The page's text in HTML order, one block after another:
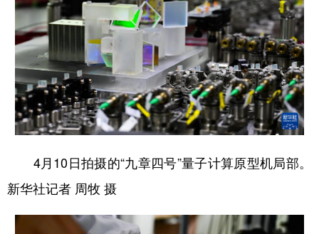
多语种频道
English Español Français عربى
Русский язык 日本語 한국어
Deutsch Português
4月10日拍摄的“九章四号”量子计算原型机局部。
新华社记者 周牧 摄